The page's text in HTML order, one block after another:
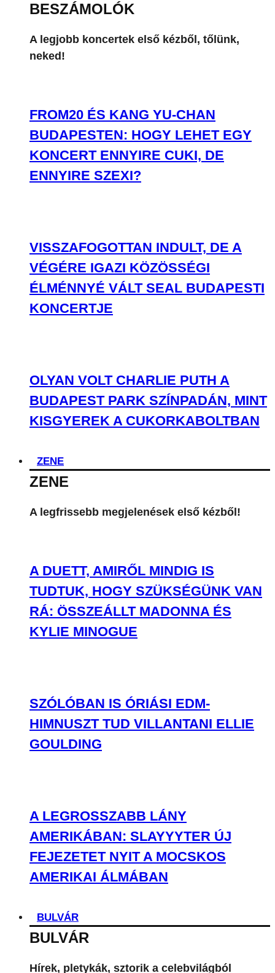
BESZÁMOLÓK
A legjobb koncertek első kézből, tőlünk,
neked!
FROM20 ÉS KANG YU-CHAN
BUDAPESTEN: HOGY LEHET EGY
KONCERT ENNYIRE CUKI, DE
ENNYIRE SZEXI?
VISSZAFOGOTTAN INDULT, DE A
VÉGÉRE IGAZI KÖZÖSSÉGI
ÉLMÉNNYÉ VÁLT SEAL BUDAPESTI
KONCERTJE
OLYAN VOLT CHARLIE PUTH A
BUDAPEST PARK SZÍNPADÁN, MINT
KISGYEREK A CUKORKABOLTBAN
ZENE
ZENE
A legfrissebb megjelenések első kézből!
A DUETT, AMIRŐL MINDIG IS
TUDTUK, HOGY SZÜKSÉGÜNK VAN
RÁ: ÖSSZEÁLLT MADONNA ÉS
KYLIE MINOGUE
SZÓLÓBAN IS ÓRIÁSI EDM-
HIMNUSZT TUD VILLANTANI ELLIE
GOULDING
A LEGROSSZABB LÁNY
AMERIKÁBAN: SLAYYYTER ÚJ
FEJEZETET NYIT A MOCSKOS
AMERIKAI ÁLMÁBAN
BULVÁR
BULVÁR
Hírek, pletykák, sztorik a celebvilágból